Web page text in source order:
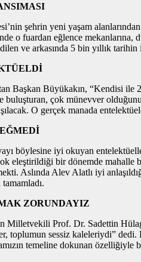
şehrin yeni yaşam
o fuardan eğlence
ve arkasında 5 bin yıllık
Başkan Büyükakın, “Kendisi ile
buluşturan, çok münevver
O gerçek manada
böylesine iyi okuyan
eleştirildiği bir dönemde
Aslında Alev Alatlı iyi
tamamladı.
ZORUNDAYIZ
Milletvekili Prof. Dr. Sadettin
toplumun sessiz kaleleriydi”
temeline dokunan